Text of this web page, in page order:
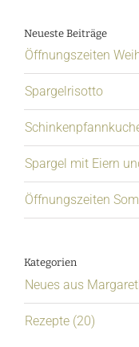
Neueste Beiträge
Öffnungszeiten
Spargelrisotto
Spargel mit Eiern
Öffnungszeiten
Kategorien
Neues aus
Rezepte (20)